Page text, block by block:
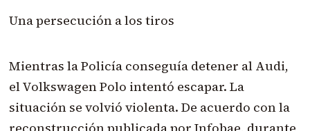
Una persecución a los tiros
Mientras la Policía conseguía detener al Audi,
el Volkswagen Polo intentó escapar. La
situación se volvió violenta. De acuerdo con la